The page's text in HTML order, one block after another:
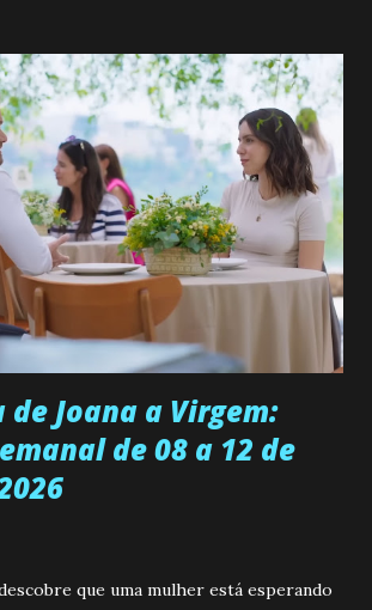
até encontrar o homem que realmente
já que dedica todas as suas energias a
estudando e se orgulhando de
da família a ingressar na
uma personalidade muito alegre, é
a idade, determinada, criativa e
injustiças e é uma ótima amiga. Pode ser
quando decide fazer algo.
ginecológico, ela é inseminada por eng...
Joana a Virgem:
de 08 a 12 de
que uma mulher está esperando